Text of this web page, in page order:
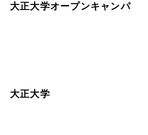
正大学オープンキャンパ
大正大学